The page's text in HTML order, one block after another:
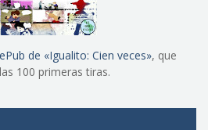
de «Igualito: Cien veces», que
100 primeras tiras.